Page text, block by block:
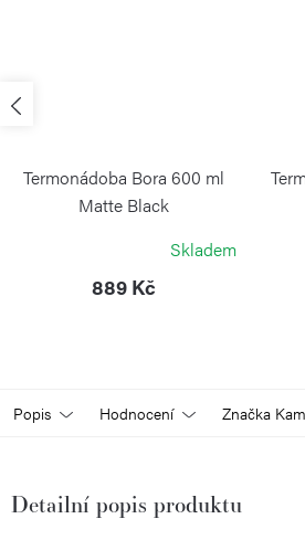
Termonádoba Bora 600 ml
Matte Black
Skladem
889 Kč
Popis Hodnocení Značka
Detailní popis produktu